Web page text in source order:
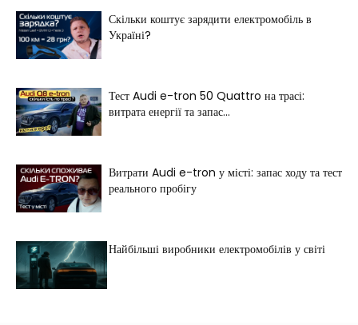
Скільки коштує зарядити електромобіль в
Україні?
Тест Audi e-tron 50 Quattro на трасі:
витрата енергії та запас...
Витрати Audi e-tron у місті: запас ходу та тест
реального пробігу
Найбільші виробники електромобілів у світі